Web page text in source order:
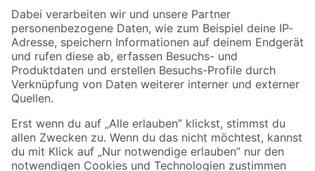
Zahlungsarten Versandarten
Sicher einkaufen
Jetzt die toom-App herunterladen